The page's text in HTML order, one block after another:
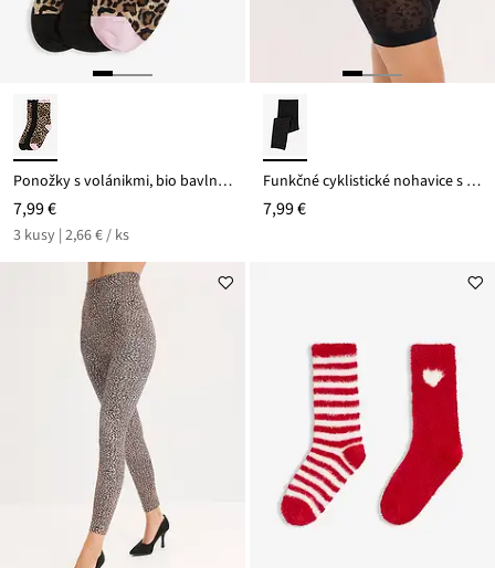
Ponožky s volánikmi, bio bavlna (3 ks)
7,99 €
3 kusy | 2,66 € / ks
Funkčné cyklistické nohavice s pohodlným pásom 50den (bez odierania)
7,99 €